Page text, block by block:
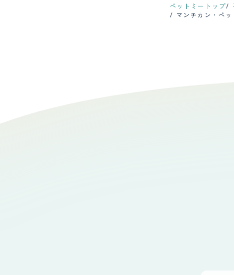
ました。 ただ、ワクチンや去勢のことなどもあ
の準備を手伝ったり、トイレ掃除をしたりする
ペットミートップ
マンチカン・ペ